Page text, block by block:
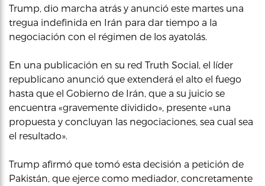
Trump, dio marcha atrás y anunció este martes una
tregua indefinida en Irán para dar tiempo a la
negociación con el régimen de los ayatolás.
En una publicación en su red Truth Social, el líder
republicano anunció que extenderá el alto el fuego
hasta que el Gobierno de Irán, que a su juicio se
encuentra «gravemente dividido», presente «una
propuesta y concluyan las negociaciones, sea cual sea
el resultado».
Trump afirmó que tomó esta decisión a petición de
Pakistán, que ejerce como mediador, concretamente